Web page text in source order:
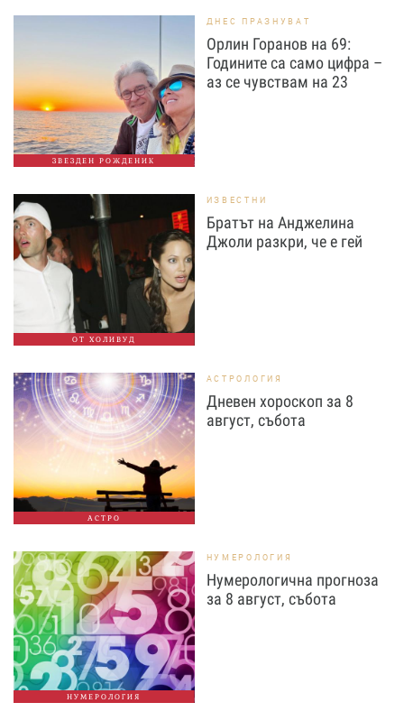
ЗВЕЗДЕН РОЖДЕНИК
ДНЕС ПРАЗНУВАТ
Орлин Горанов на 69:
Годините са само цифра –
аз се чувствам на 23
ОТ ХОЛИВУД
ИЗВЕСТНИ
Братът на Анджелина
Джоли разкри, че е гей
АСТРО
АСТРОЛОГИЯ
Дневен хороскоп за 8
август, събота
НУМЕРОЛОГИЯ
НУМЕРОЛОГИЯ
Нумерологична прогноза
за 8 август, събота